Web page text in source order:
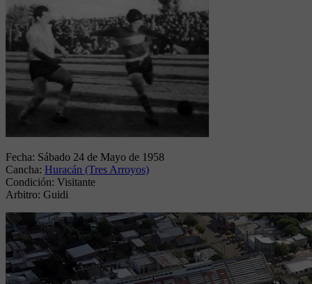
Fecha: Sábado 24 de Mayo de 1958
Cancha: Huracán (Tres Arroyos)
Condición: Visitante
Arbitro: Guidi